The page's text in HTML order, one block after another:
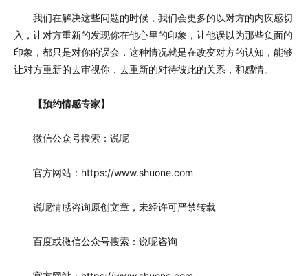
我们在解决这些问题的时候，我们会更多的以对方的内疚感切
入，让对方重新的发现你在他心里的印象，让他误以为那些负面的
印象，都只是对你的误会，这种情况就是在改变对方的认知，能够
让对方重新的去审视你，去重新的对待彼此的关系，和感情。
【预约情感专家】
微信公众号搜索：说呢
官方网站：https://www.shuone.com
说呢情感咨询原创文章，未经许可严禁转载
百度或微信公众号搜索：说呢咨询